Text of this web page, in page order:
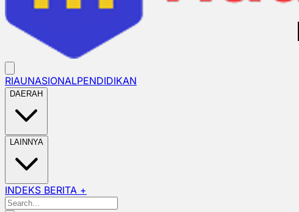
RIAUNASIONALPENDIDIKAN
DAERAH
LAINNYA
INDEKS BERITA +